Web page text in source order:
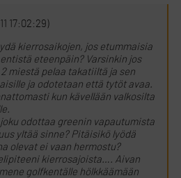
17:02:29)
kierrosaikojen, jos etummaisia
eteenpäin? Varsinkin jos
miestä pelaa takatiiltä ja sen
ja odotetaan että tytöt avaa.
kun kävellään valkosilta
odottaa greenin vapautumista
yltää sinne? Pitäisikö lyödä
olevat ei vaan hermostu?
kierrosajoista…. Aivan
golfkentälle hölkkäämään